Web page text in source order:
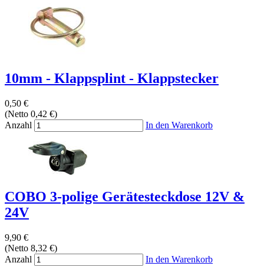
10mm - Klappsplint - Klappstecker
0,50 €
(Netto 0,42 €)
Anzahl
In den Warenkorb
COBO 3-polige Gerätesteckdose 12V &
24V
9,90 €
(Netto 8,32 €)
Anzahl
In den Warenkorb